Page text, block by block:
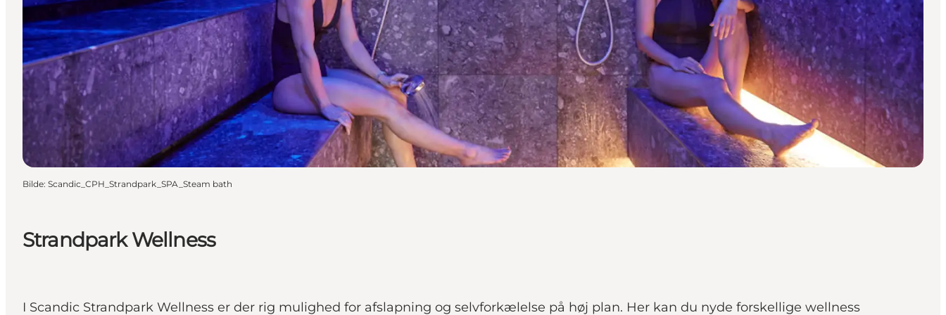
Strandpark Wellness
I Scandic Strandpark Wellness er der rig mulighed for afslapning og selvforkælelse på høj plan. Her kan du nyde forskellige wellness
Bilde: Scandic_CPH_Strandpark_SPA_Steam bath